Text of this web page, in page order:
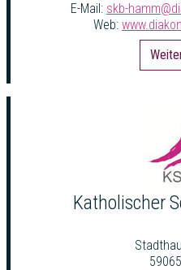
E-Mail: skb-
Web:
Katholischer